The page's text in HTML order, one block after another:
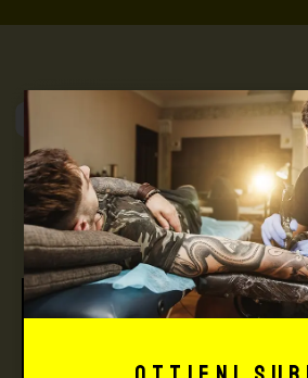
Max
Tattoo